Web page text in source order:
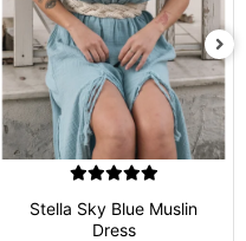
Stella Sky Blue Muslin
Dress